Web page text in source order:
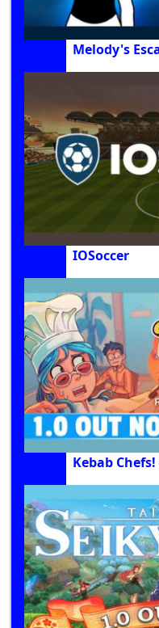
Melody's
IOSoccer
Kebab